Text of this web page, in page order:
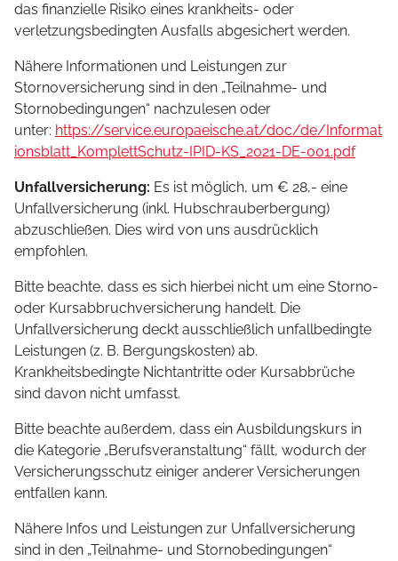
das finanzielle Risiko eines krankheits- oder
verletzungsbedingten Ausfalls abgesichert werden.
Nähere Informationen und Leistungen zur
Stornoversicherung sind in den „Teilnahme- und
Stornobedingungen“ nachzulesen oder
unter: https://service.europaeische.at/doc/de/Informat
ionsblatt_KomplettSchutz-IPID-KS_2021-DE-001.pdf
Unfallversicherung: Es ist möglich, um € 28,- eine
Unfallversicherung (inkl. Hubschrauberbergung)
abzuschließen. Dies wird von uns ausdrücklich
empfohlen.
Bitte beachte, dass es sich hierbei nicht um eine Storno-
oder Kursabbruchversicherung handelt. Die
Unfallversicherung deckt ausschließlich unfallbedingte
Leistungen (z. B. Bergungskosten) ab.
Krankheitsbedingte Nichtantritte oder Kursabbrüche
sind davon nicht umfasst.
Bitte beachte außerdem, dass ein Ausbildungskurs in
die Kategorie „Berufsveranstaltung“ fällt, wodurch der
Versicherungsschutz einiger anderer Versicherungen
entfallen kann.
Nähere Infos und Leistungen zur Unfallversicherung
sind in den „Teilnahme- und Stornobedingungen“